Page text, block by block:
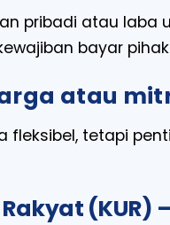
pribadi atau
bayar
atau
fleksibel, tetapi